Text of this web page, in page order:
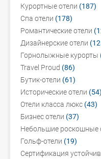
Курортные отели (187)
Спа отели (178)
Романтические отели
Дизайнерские отели
Горнолыжные курорты
Travel Proud (86)
Бутик-отели (61)
Исторические отели (54)
Отели класса люкс (43)
Бизнес отели (37)
Небольшие роскошные
Гольф-отели (19)
Сертификация